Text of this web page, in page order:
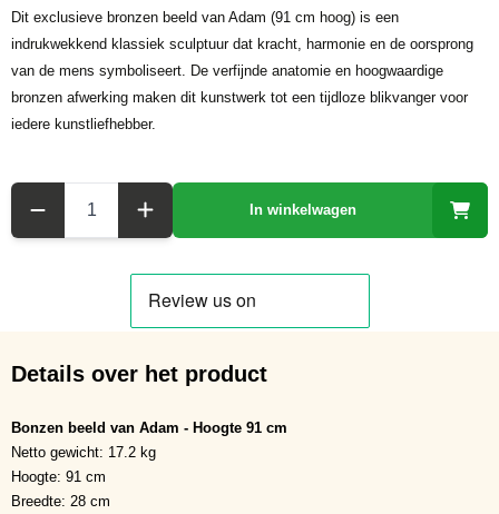
Dit exclusieve bronzen beeld van Adam (91 cm hoog) is een
indrukwekkend klassiek sculptuur dat kracht, harmonie en de oorsprong
van de mens symboliseert. De verfijnde anatomie en hoogwaardige
bronzen afwerking maken dit kunstwerk tot een tijdloze blikvanger voor
iedere kunstliefhebber.
In winkelwagen
Details over het product
Bonzen beeld van Adam - Hoogte 91 cm
Netto gewicht: 17.2 kg
Hoogte: 91 cm
Breedte: 28 cm